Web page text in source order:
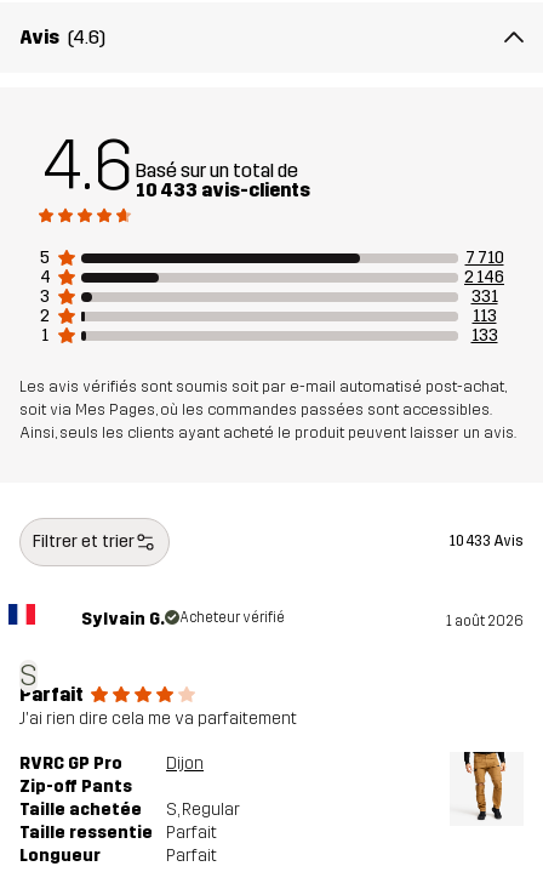
Matériau 2
90% Polyester, 10% Coton
Mesh 100% Polyester
Poids 576 g en taille Medium
Conçu pour POUR TOUTE L'ANNÉE RANDONNÉE
Avis (4.6)
4.6 Basé sur un total de
10 433 avis-clients
5
7 710
4
2 146
3
331
2
113
1
133
Les avis vérifiés sont soumis soit par e-mail automatisé post-achat,
soit via Mes Pages, où les commandes passées sont accessibles.
Ainsi, seuls les clients ayant acheté le produit peuvent laisser un avis.
Filtrer et trier 10 433 Avis
S
Sylvain G. Acheteur vérifié 1 août 2026
Parfait
J'ai rien dire cela me va parfaitement
RVRC GP Pro
Zip-off Pants
Dijon
Taille achetée S, Regular
Taille ressentie
Parfait
Longueur
Parfait